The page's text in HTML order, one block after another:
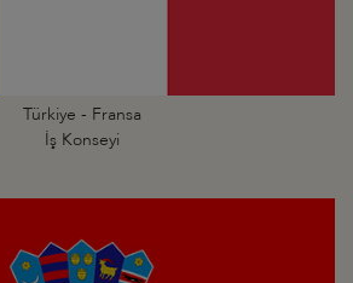
Türkiye - Fransa
İş Konseyi